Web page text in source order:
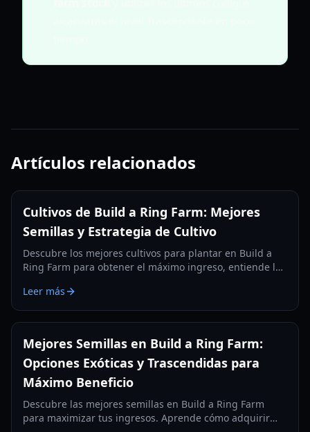
Artículos relacionados
Cultivos de Build a Ring Farm: Mejores
Semillas y Estrategia de Cultivo
Descubre los mejores cultivos para plantar en Build a
Ring Farm para obtener el máximo ingreso, entiende las
diseños óptimos de cultivo en 2026.
Leer más
Mejores Semillas en Build a Ring Farm:
Opciones Exóticas y Trascendidas para
Máximo Beneficio
Descubre las mejores semillas en Build a Ring Farm
para maximizar tus ingresos. Aprende cómo adquirir